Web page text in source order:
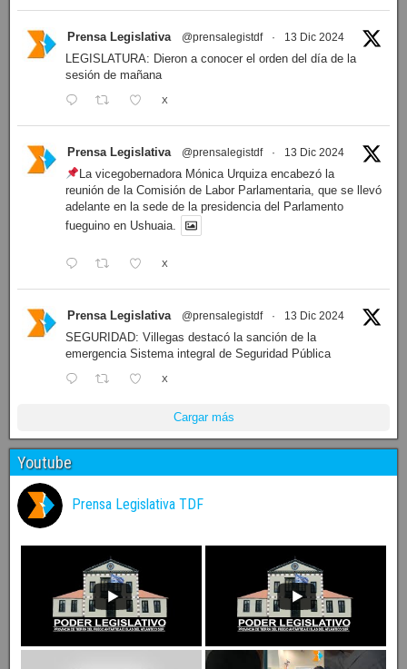
Prensa Legislativa @prensalegistdf · 13 Dic 2024
LEGISLATURA: Dieron a conocer el orden del día de la
sesión de mañana
X
Prensa Legislativa @prensalegistdf · 13 Dic 2024
La vicegobernadora Mónica Urquiza encabezó la
reunión de la Comisión de Labor Parlamentaria, que se llevó
adelante en la sede de la presidencia del Parlamento
fueguino en Ushuaia.
X
Prensa Legislativa @prensalegistdf · 13 Dic 2024
SEGURIDAD: Villegas destacó la sanción de la
emergencia Sistema integral de Seguridad Pública
X
Cargar más
Youtube
Prensa Legislativa TDF